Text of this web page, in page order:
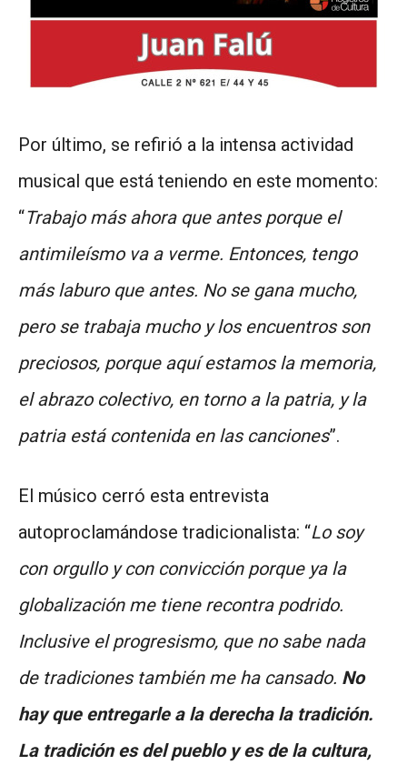
Por último, se refirió a la intensa actividad
musical que está teniendo en este momento:
“Trabajo más ahora que antes porque el
antimileísmo va a verme. Entonces, tengo
más laburo que antes. No se gana mucho,
pero se trabaja mucho y los encuentros son
preciosos, porque aquí estamos la memoria,
el abrazo colectivo, en torno a la patria, y la
patria está contenida en las canciones”.
El músico cerró esta entrevista
autoproclamándose tradicionalista: “Lo soy
con orgullo y con convicción porque ya la
globalización me tiene recontra podrido.
Inclusive el progresismo, que no sabe nada
de tradiciones también me ha cansado. No
hay que entregarle a la derecha la tradición.
La tradición es del pueblo y es de la cultura,